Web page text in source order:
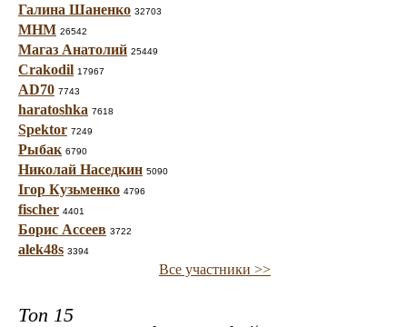
Галина Шаненко 32703
МНМ 26542
Магаз Анатолий 25449
Crakodil 17967
AD70 7743
haratoshka 7618
Spektor 7249
Рыбак 6790
Николай Наседкин 5090
Ігор Кузьменко 4796
fischer 4401
Борис Ассеев 3722
alek48s 3394
Все участники >>
Топ 15